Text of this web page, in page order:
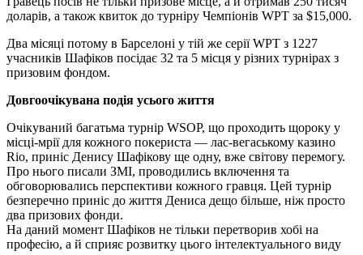
доларів, а також квиток до турніру Чемпіонів WPT за $15,000.
Два місяці потому в Барселоні у тій же серії WPT з 1227
учасників Шафіков посідає 32 та 5 місця у різних турнірах з
призовим фондом.
Довгоочікувана подія усього життя
Очікуваний багатьма турнір WSOP, що проходить щороку у
місці-мрії для кожного покериста — лас-вегаському казино
Rio, приніс Денису Шафікову ще одну, вже світову перемогу.
Про нього писали ЗМІ, проводились включення та
обговорювались перспективи кожного гравця. Цей турнір
безперечно приніс до життя Дениса дещо більше, ніж просто
два призових фонди.
На даний момент Шафіков не тільки перетворив хобі на
професію, а й сприяє розвитку цього інтелектуального виду